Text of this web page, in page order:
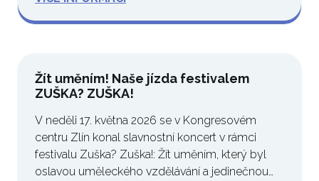
Žít uměním! Naše jízda festivalem
ZUŠKA? ZUŠKA!
V neděli 17. května 2026 se v Kongresovém
centru Zlín konal slavnostní koncert v rámci
festivalu Zuška? Zuška!: Žít uměním, který byl
oslavou uměleckého vzdělávání a jedinečnou…